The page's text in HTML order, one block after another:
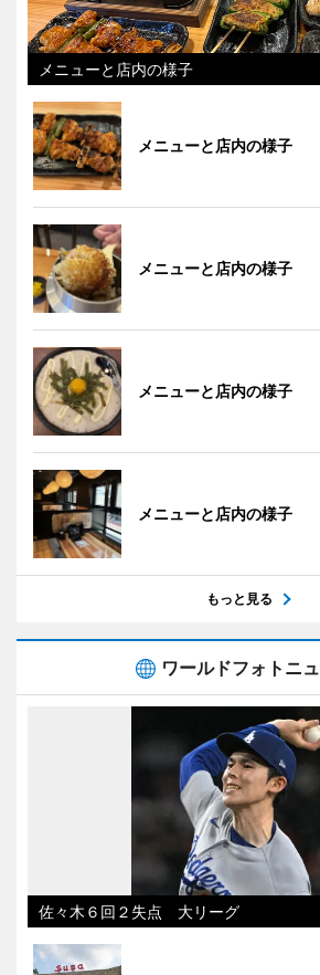
メニューと店内の様子
メニューと店内の様子
メニューと店内の様子
メニューと店内の様子
メニューと店内の様子
もっと見る
ワールドフォトニ
佐々木６回２失点 大リーグ